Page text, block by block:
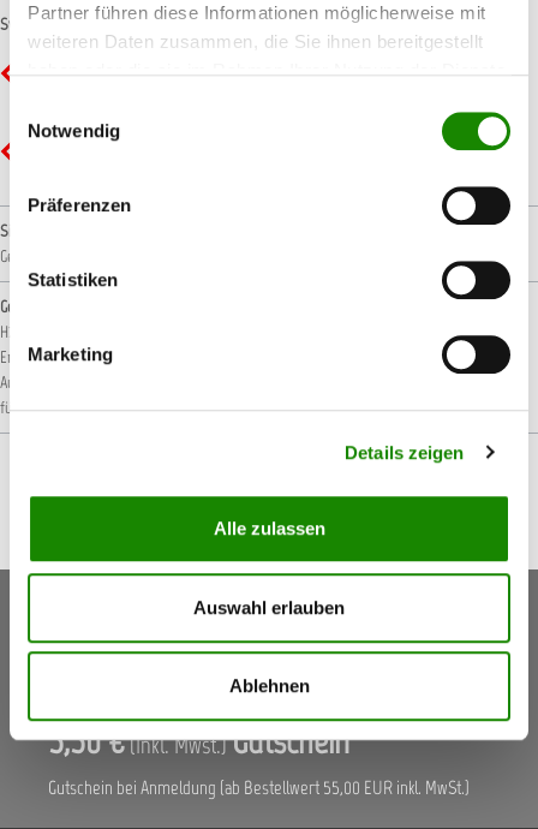
Partner führen diese Informationen möglicherweise mit
weiteren Daten zusammen, die Sie ihnen bereitgestellt
Notwendig
Präferenzen
Statistiken
Marketing
Details zeigen
Alle zulassen
Auswahl erlauben
Ablehnen
Symbole
Signalwort
Gefahr!
Gefahrenhinweise
H222: Extrem entzündbares Aerosol.
H229: Behälter steht unter Druck: Kann bei
Erwärmung bersten.
H319: Verursacht schwere
Augenreizung.
für Wasserorganismen, mit langfristiger Wirkung.
Keine Aktionen, Angebote & Informationen mehr
verpassen!
5,50 €(Inkl. Mwst.)Gutschein
Gutschein bei Anmeldung (ab Bestellwert 55,00 EUR inkl. MwSt.)